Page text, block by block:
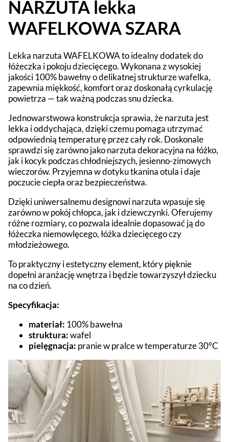
NARZUTA lekka
WAFELKOWA SZARA
Lekka narzuta WAFELKOWA to idealny dodatek do
łóżeczka i pokoju dziecięcego. Wykonana z wysokiej
jakości 100% bawełny o delikatnej strukturze wafelka,
zapewnia miękkość, komfort oraz doskonałą cyrkulację
powietrza — tak ważną podczas snu dziecka.
Jednowarstwowa konstrukcja sprawia, że narzuta jest
lekka i oddychająca, dzięki czemu pomaga utrzymać
odpowiednią temperaturę przez cały rok. Doskonale
sprawdzi się zarówno jako narzuta dekoracyjna na łóżko,
jak i kocyk podczas chłodniejszych, jesienno-zimowych
wieczorów. Przyjemna w dotyku tkanina otula i daje
poczucie ciepła oraz bezpieczeństwa.
Dzięki uniwersalnemu designowi narzuta wpasuje się
zarówno w pokój chłopca, jak i dziewczynki. Oferujemy
różne rozmiary, co pozwala idealnie dopasować ją do
łóżeczka niemowlęcego, łóżka dziecięcego czy
młodzieżowego.
To praktyczny i estetyczny element, który pięknie
dopełni aranżację wnętrza i będzie towarzyszył dziecku
na co dzień.
Specyfikacja:
materiał: 100% bawełna
struktura:wafel
pielęgnacja: pranie w pralce w temperaturze 30°C